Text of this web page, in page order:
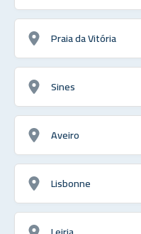
Praia da Vitória
Sines
Aveiro
Lisbonne